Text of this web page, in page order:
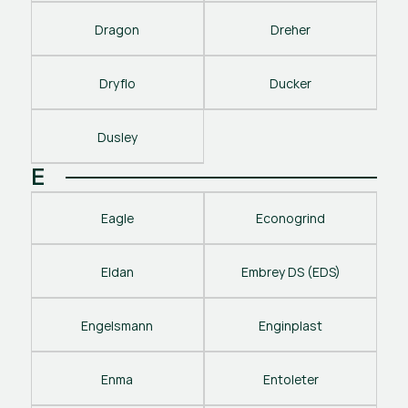
Dragon Dreher
Dryflo Ducker
Dusley
E
Eagle Econogrind
Eldan Embrey DS (EDS)
Engelsmann Enginplast
Enma Entoleter